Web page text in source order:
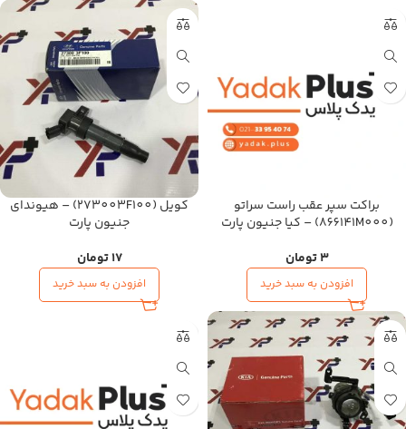
براکت سپر عقب راست سراتو
(866141M000) – کیا جنیون پارت
3تومان
افزودن به سبد خرید
کویل (273003F100) – هیوندای
جنیون پارت
17تومان
افزودن به سبد خرید